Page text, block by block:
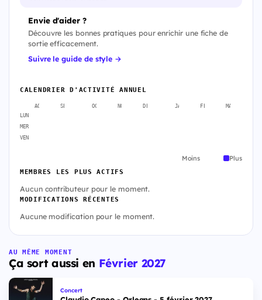
Envie d'aider ?
Découvre les bonnes pratiques pour enrichir une fiche de
sortie efficacement.
Suivre le guide de style →
CALENDRIER D'ACTIVITÉ ANNUEL
AOÛT SEPT. OCT. NOV. DÉC. JANV. FÉVR. MARS
LUN
MER
VEN
Moins Plus
MEMBRES LES PLUS ACTIFS
Aucun contributeur pour le moment.
MODIFICATIONS RÉCENTES
Aucune modification pour le moment.
AU MÊME MOMENT
Ça sort aussi en Février 2027
Concert